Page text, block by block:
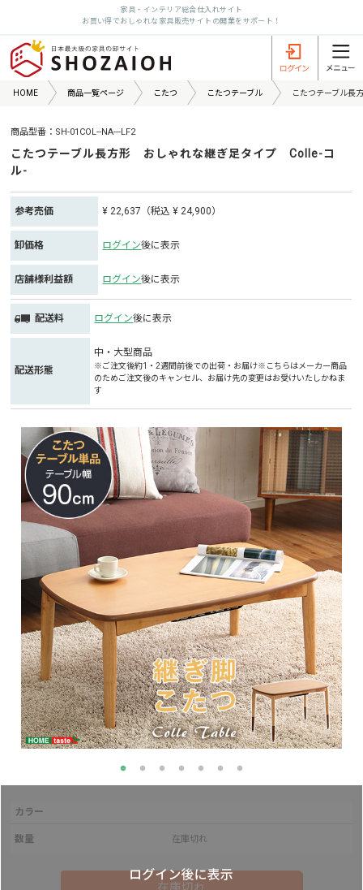
家具・インテリア総合仕入れサイト
お買い得でおしゃれな家具販売サイトの開業をサポート！
HOME 商品一覧ページ こたつ こたつテーブル こたつテーブル
商品型番：SH-01COL--NA---LF2
こたつテーブル長方形 おしゃれな継ぎ足タイプ Colle-コ
ル-
参考売価 ¥ 22,637（税込 ¥ 24,900）
卸価格 ログイン後に表示
店舗様利益額 ログイン後に表示
配送料 ログイン後に表示
配送形態
中・大型商品
※ご注文後約1・2週間前後での出荷・お届け※こちらはメーカー商品
のためご注文後のキャンセル、お届け先の変更はお受けいたしかねま
す
カラー
数量 在庫切れ